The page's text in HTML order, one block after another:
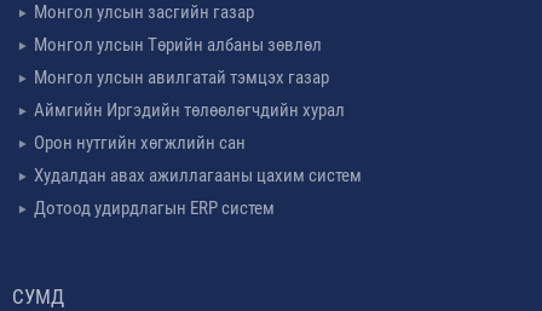
Монгол улсын засгийн газар
Монгол улсын Төрийн албаны зөвлөл
Монгол улсын авилгатай тэмцэх газар
Аймгийн Иргэдийн төлөөлөгчдийн хурал
Орон нутгийн хөгжлийн сан
Худалдан авах ажиллагааны цахим систем
Дотоод удирдлагын ERP систем
СУМД